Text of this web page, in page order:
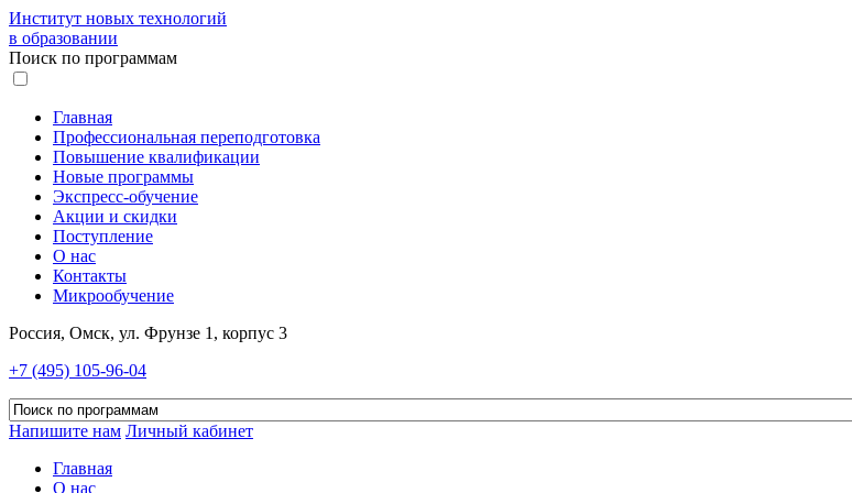
Институт новых технологий
в образовании
Поиск по программам
Главная
Профессиональная переподготовка
Повышение квалификации
Новые программы
Экспресс-обучение
Акции и скидки
Поступление
О нас
Контакты
Микрообучение
Россия, Омск, ул. Фрунзе 1, корпус 3
+7 (495) 105-96-04
Напишите нам Личный кабинет
Главная
О нас